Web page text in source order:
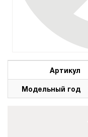
Артикул
Модельный год